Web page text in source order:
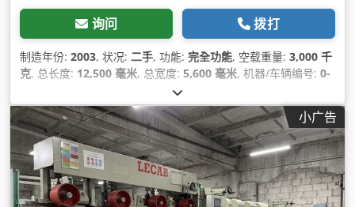
询问 拨打
制造年份: 2003, 状况: 二手, 功能: 完全功能, 空载重量: 3,000 千
克, 总长度: 12,500 毫米, 总宽度: 5,600 毫米, 机器/车辆编号: 0-
小广告